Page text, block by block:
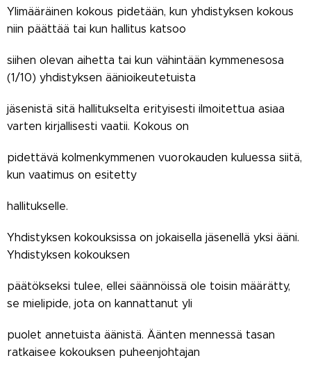
Ylimääräinen kokous pidetään, kun yhdistyksen kokous
niin päättää tai kun hallitus katsoo
siihen olevan aihetta tai kun vähintään kymmenesosa
(1/10) yhdistyksen äänioikeutetuista
jäsenistä sitä hallitukselta erityisesti ilmoitettua asiaa
varten kirjallisesti vaatii. Kokous on
pidettävä kolmenkymmenen vuorokauden kuluessa siitä,
kun vaatimus on esitetty
hallitukselle.
Yhdistyksen kokouksissa on jokaisella jäsenellä yksi ääni.
Yhdistyksen kokouksen
päätökseksi tulee, ellei säännöissä ole toisin määrätty,
se mielipide, jota on kannattanut yli
puolet annetuista äänistä. Äänten mennessä tasan
ratkaisee kokouksen puheenjohtajan